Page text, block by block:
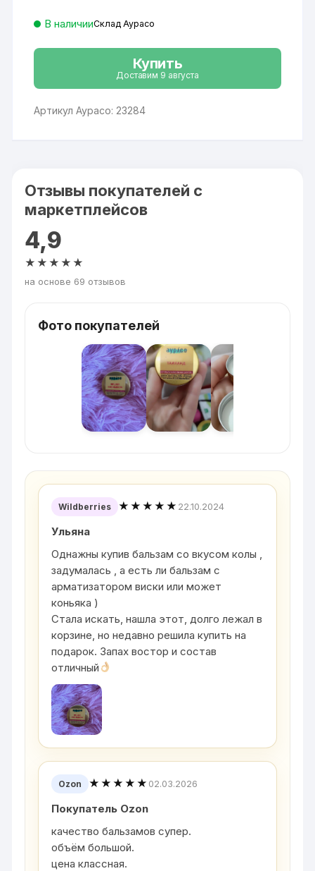
В наличииСклад Аурасо
Купить
Доставим 9 августа
Артикул Аурасо: 23284
Отзывы покупателей с
маркетплейсов
4,9
★★★★★
на основе 69 отзывов
Фото покупателей
Wildberries ★★★★★ 22.10.2024
Ульяна
Однажны купив бальзам со вкусом колы ,
задумалась , а есть ли бальзам с
арматизатором виски или может
коньяка )
Стала искать, нашла этот, долго лежал в
корзине, но недавно решила купить на
подарок. Запах востор и состав
отличный
Ozon ★★★★★ 02.03.2026
Покупатель Ozon
качество бальзамов супер.
объём большой.
цена классная.